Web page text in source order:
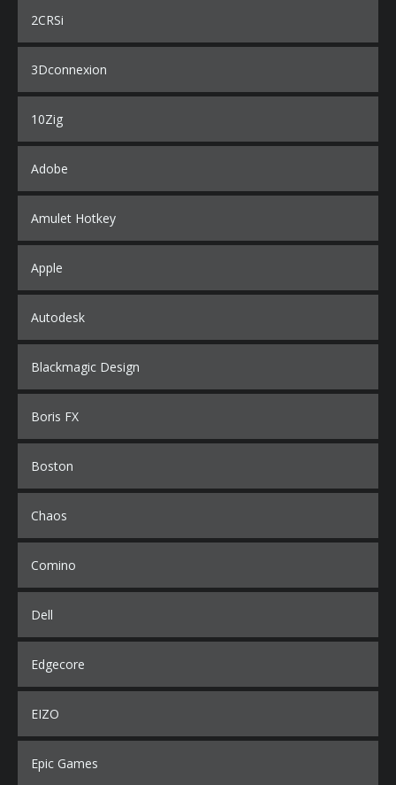
2CRSi
3Dconnexion
10Zig
Adobe
Amulet Hotkey
Apple
Autodesk
Blackmagic Design
Boris FX
Boston
Chaos
Comino
Dell
Edgecore
EIZO
Epic Games